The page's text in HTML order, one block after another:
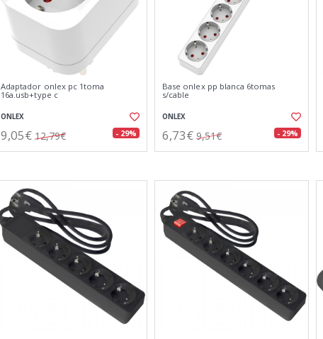
Adaptador onlex pc 1toma
16a.usb+type c
ONLEX
9,05€ 12,79€ - 29%
Base onlex pp blanca 6tomas
s/cable
ONLEX
6,73€ 9,51€ - 29%